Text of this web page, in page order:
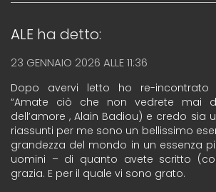
ALE ha detto:
23 GENNAIO 2026 ALLE 11:36
Dopo avervi letto ho re-incontrato
“Amate ciò che non vedrete mai
dell’amore , Alain Badiou) e credo sia
riassunti per me sono un bellissimo
grandezza del mondo in un essenza
uomini – di quanto avete scritto
grazia. E per il quale vi sono grato.